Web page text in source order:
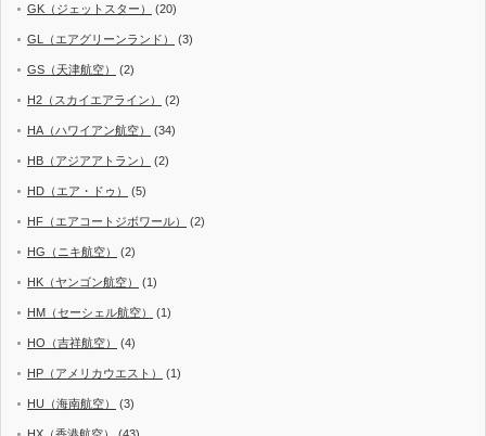
GK（ジェットスター） (20)
GL（エアグリーンランド） (3)
GS（天津航空） (2)
H2（スカイエアライン） (2)
HA（ハワイアン航空） (34)
HB（アジアアトラン） (2)
HD（エア・ドゥ） (5)
HF（エアコートジボワール） (2)
HG（ニキ航空） (2)
HK（ヤンゴン航空） (1)
HM（セーシェル航空） (1)
HO（吉祥航空） (4)
HP（アメリカウエスト） (1)
HU（海南航空） (3)